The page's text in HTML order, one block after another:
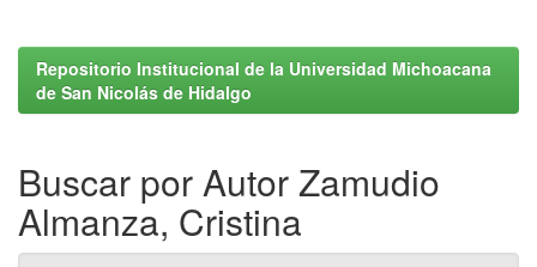
Repositorio Institucional de la Universidad Michoacana
de San Nicolás de Hidalgo
Buscar por Autor Zamudio
Almanza, Cristina